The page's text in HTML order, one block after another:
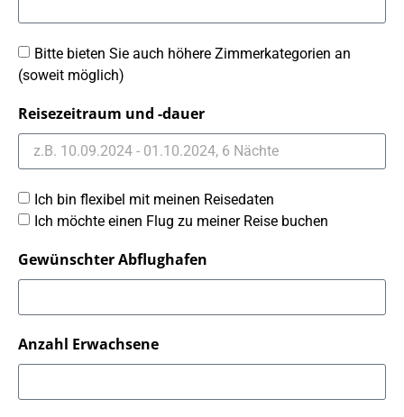
Bitte bieten Sie auch höhere Zimmerkategorien an
(soweit möglich)
Reisezeitraum und -dauer
Ich bin flexibel mit meinen Reisedaten
Ich möchte einen Flug zu meiner Reise buchen
Gewünschter Abflughafen
Anzahl Erwachsene